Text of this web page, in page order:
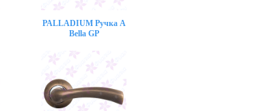
PALLADIUM Ручка A
Bella GP